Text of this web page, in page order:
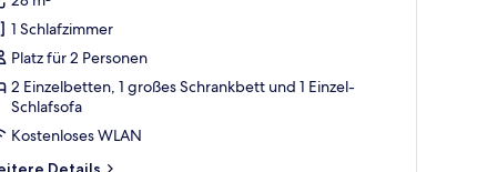
1 Schlafzimmer
Platz für 2 Personen
2 Einzelbetten, 1 großes Schrankbett und 1 Einzel-
Schlafsofa
Kostenloses WLAN